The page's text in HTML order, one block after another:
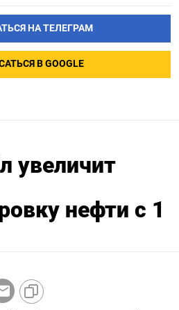
НА ТЕЛЕГРАМ
В GOOGLE
увеличит
нефти с 1